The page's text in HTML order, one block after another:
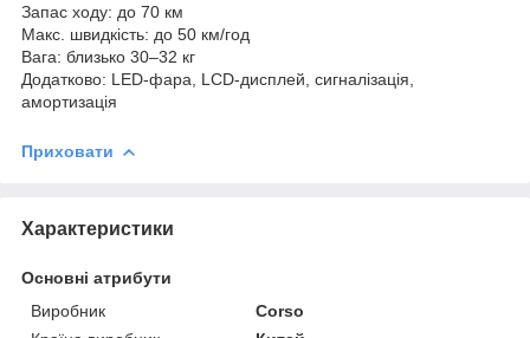
Запас ходу: до 70 км
Макс. швидкість: до 50 км/год
Вага: близько 30–32 кг
Додатково: LED-фара, LCD-дисплей, сигналізація,
амортизація
Приховати
Характеристики
Основні атрибути
Виробник
Corso